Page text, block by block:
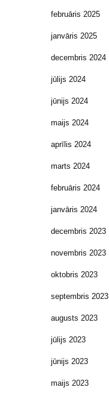
februāris 2025
janvāris 2025
decembris 2024
jūlijs 2024
jūnijs 2024
maijs 2024
aprīlis 2024
marts 2024
februāris 2024
janvāris 2024
decembris 2023
novembris 2023
oktobris 2023
septembris 2023
augusts 2023
jūlijs 2023
jūnijs 2023
maijs 2023